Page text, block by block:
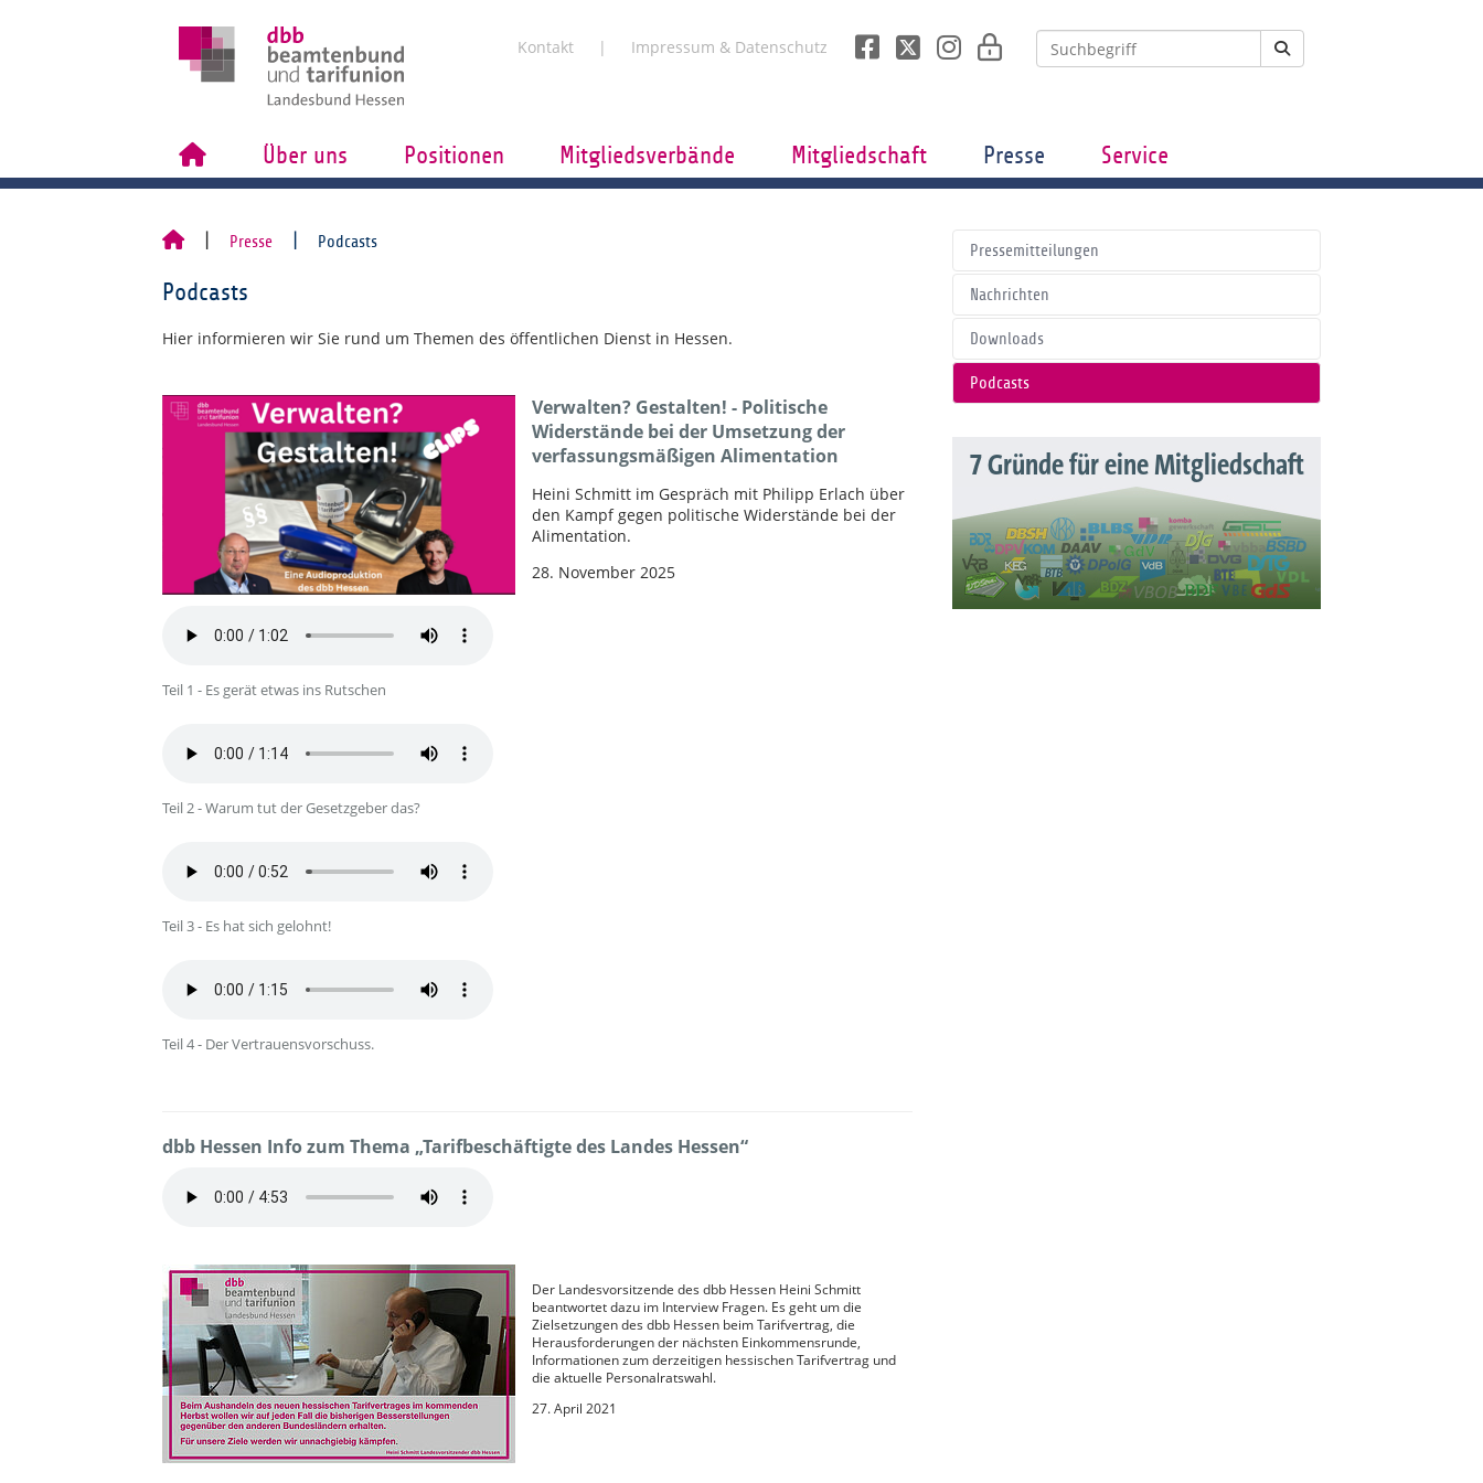
Kontakt Impressum & Datenschutz
Über uns Positionen Mitgliedsverbände Mitgliedschaft Presse Service
Presse Podcasts
Podcasts
Hier informieren wir Sie rund um Themen des öffentlichen Dienst in Hessen.
Verwalten? Gestalten! - Politische
Widerstände bei der Umsetzung der
verfassungsmäßigen Alimentation
Heini Schmitt im Gespräch mit Philipp Erlach über
den Kampf gegen politische Widerstände bei der
Alimentation.
28. November 2025
Teil 1 - Es gerät etwas ins Rutschen
Teil 2 - Warum tut der Gesetzgeber das?
Teil 3 - Es hat sich gelohnt!
Teil 4 - Der Vertrauensvorschuss.
dbb Hessen Info zum Thema „Tarifbeschäftigte des Landes Hessen“
Der Landesvorsitzende des dbb Hessen Heini Schmitt
beantwortet dazu im Interview Fragen. Es geht um die
Zielsetzungen des dbb Hessen beim Tarifvertrag, die
Herausforderungen der nächsten Einkommensrunde,
Informationen zum derzeitigen hessischen Tarifvertrag und
die aktuelle Personalratswahl.
27. April 2021
Pressemitteilungen
Nachrichten
Downloads
Podcasts
7 Gründe für eine Mitgliedschaft